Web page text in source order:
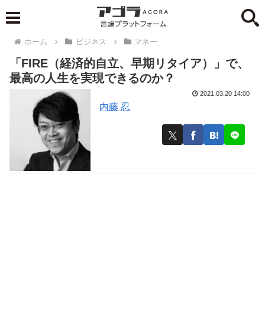
ホーム ビジネス マネー
「FIRE（経済的自立、早期リタイア）」で、
最高の人生を実現できるのか？
内藤 忍
2021.03.20 14:00